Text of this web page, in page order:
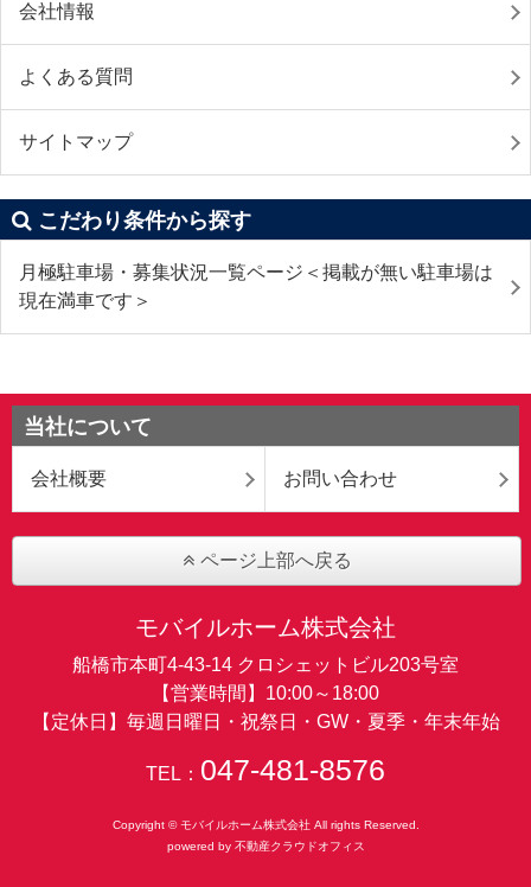
会社情報
よくある質問
サイトマップ
こだわり条件から探す
月極駐車場・募集状況一覧ページ＜掲載が無い駐車場は
現在満車です＞
当社について
会社概要 お問い合わせ
ページ上部へ戻る
モバイルホーム株式会社
船橋市本町4-43-14 クロシェットビル203号室
【営業時間】10:00～18:00
【定休日】毎週日曜日・祝祭日・GW・夏季・年末年始
TEL： 047-481-8576
Copyright © モバイルホーム株式会社 All rights Reserved.
powered by 不動産クラウドオフィス